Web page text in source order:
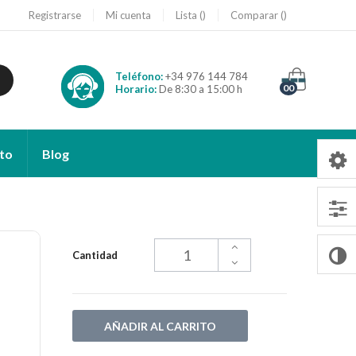
Registrarse Mi cuenta Lista Comparar
Teléfono:+34 976 144 784
Horario:De 8:30 a 15:00 h 00
Blog
Cantidad
AÑADIR AL CARRITO